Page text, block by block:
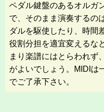
ペダル鍵盤のあるオルガ
で、そのまま演奏するの
ダルを駆使したり、時間
役割分担を適宜変えるな
まり楽譜にはとらわれず
がよいでしょう。MIDIは
でご了承下さい。